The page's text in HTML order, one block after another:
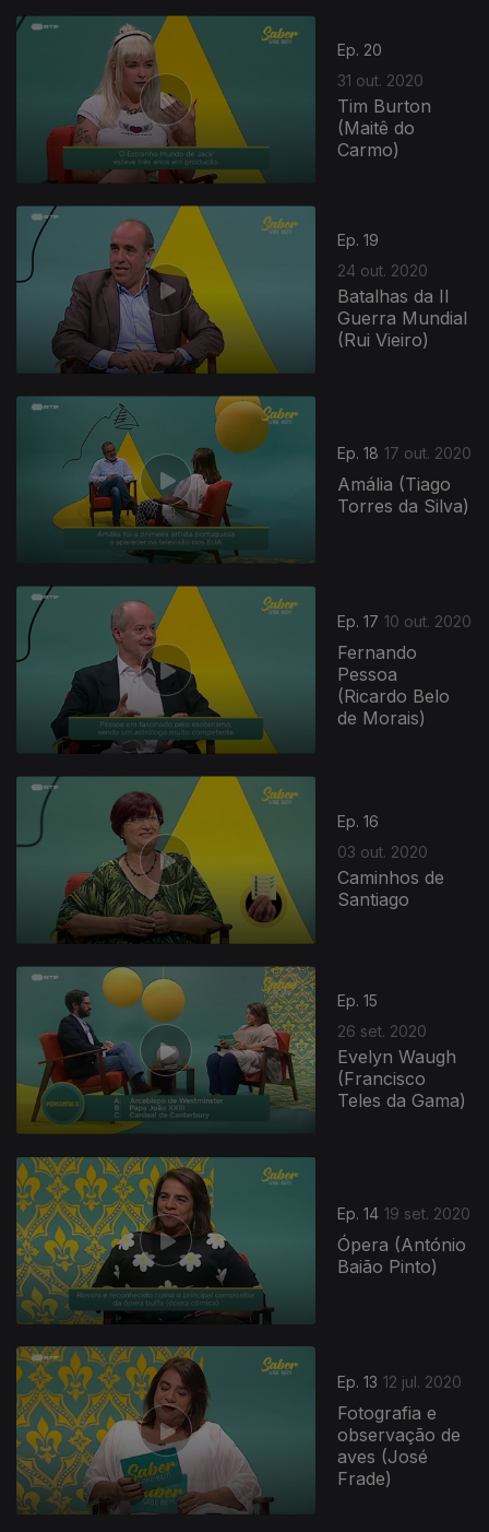
Ep. 20
31 out. 2020
Tim Burton
(Maitê do
Carmo)
Ep. 19
24 out. 2020
Batalhas da II
Guerra Mundial
(Rui Vieiro)
Ep. 18 17 out. 2020
Amália (Tiago
Torres da Silva)
Ep. 17 10 out. 2020
Fernando
Pessoa
(Ricardo Belo
de Morais)
Ep. 16
03 out. 2020
Caminhos de
Santiago
497040
Ep. 15
26 set. 2020
Evelyn Waugh
(Francisco
Teles da Gama)
Ep. 14 19 set. 2020
Ópera (António
Baião Pinto)
Ep. 13 12 jul. 2020
Fotografia e
observação de
aves (José
Frade)